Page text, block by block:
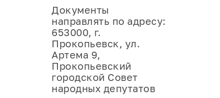
Документы
направлять по адресу:
653000, г.
Прокопьевск, ул.
Артема 9,
Прокопьевский
городской Совет
народных депутатов